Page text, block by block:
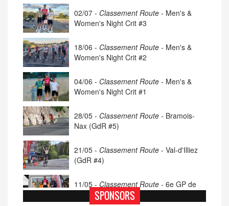
02/07 - Classement Route - Men's &
Women's Night Crit #3
18/06 - Classement Route - Men's &
Women's Night Crit #2
04/06 - Classement Route - Men's &
Women's Night Crit #1
28/05 - Classement Route - Bramois-
Nax (GdR #5)
21/05 - Classement Route - Val-d'Illiez
(GdR #4)
11/05 - Classement Route - 6e GP de
Porsel (TdC #4)
SPONSORS